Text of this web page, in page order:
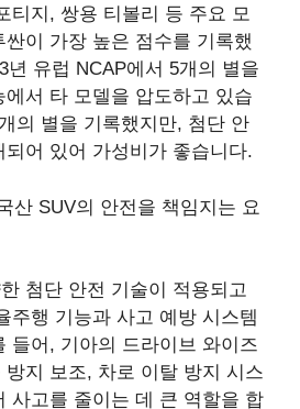
티지, 쌍용 티볼리 등 주요 모
이 가장 높은 점수를 기록했
년 유럽 NCAP에서 5개의 별을
서 타 모델을 압도하고 있습
의 별을 기록했지만, 첨단 안
어 있어 가성비가 좋습니다.
산 SUV의 안전을 책임지는 요
첨단 안전 기술이 적용되고
주행 기능과 사고 예방 시스템
들어, 기아의 드라이브 와이즈
지 보조, 차로 이탈 방지 시스
사고를 줄이는 데 큰 역할을 합